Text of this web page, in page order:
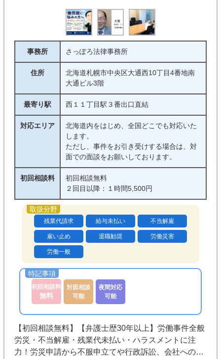
事務所 さっぽろ法律事務所
住所
北海道札幌市中央区大通西10丁目4番地南
大通ビル3階
最寄り駅 西１１丁目駅３番出口直結
対応エリア
北海道内をはじめ、全国どこでも対応いた
します。
ただし、事件をお引き受けする場合は、対
面での面談をお願いしております。
初回相談料
初回相談無料
２回目以降：１時間5,500円
残業代請求 給与未払い 不当解雇
雇い止め 退職勧奨 労働災害
労働一般
初回相談料
無料
対面相談
可能
夜間対応
可能
【初回相談無料】【弁護士歴30年以上】労働事件全般
労災・不当解雇・残業代未払い・ハラスメントに注
力！労災申請から不服申立てや行政訴訟、会社への損